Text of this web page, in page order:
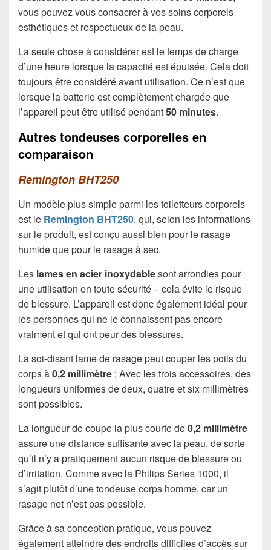
vous pouvez vous consacrer à vos soins corporels
esthétiques et respectueux de la peau.
La seule chose à considérer est le temps de charge
d’une heure lorsque la capacité est épuisée. Cela doit
toujours être considéré avant utilisation. Ce n’est que
lorsque la batterie est complètement chargée que
l’appareil peut être utilisé pendant50 minutes.
Autres tondeuses corporelles en
comparaison
Remington BHT250
Un modèle plus simple parmi les toiletteurs corporels
est le Remington BHT250, qui, selon les informations
sur le produit, est conçu aussi bien pour le rasage
humide que pour le rasage à sec.
Les lames en acier inoxydablesont arrondies pour
une utilisation en toute sécurité – cela évite le risque
de blessure. L’appareil est donc également idéal pour
les personnes qui ne le connaissent pas encore
vraiment et qui ont peur des blessures.
La soi-disant lame de rasage peut couper les poils du
corps à0,2 millimètre ; Avec les trois accessoires, des
longueurs uniformes de deux, quatre et six millimètres
sont possibles.
La longueur de coupe la plus courte de0,2 millimètre
assure une distance suffisante avec la peau, de sorte
qu’il n’y a pratiquement aucun risque de blessure ou
d’irritation. Comme avec la Philips Series 1000, il
s’agit plutôt d’une tondeuse corps homme, car un
rasage net n’est pas possible.
Grâce à sa conception pratique, vous pouvez
également atteindre des endroits difficiles d’accès sur